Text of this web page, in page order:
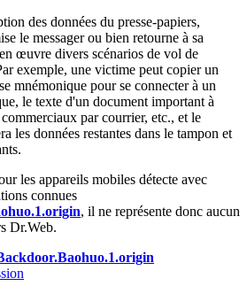
des données du presse-papiers,
le messager ou bien retourne à sa
œuvre divers scénarios de vol de
exemple, une victime peut copier un
mnémonique pour se connecter à un
le texte d'un document important à
par courrier, etc., et le
les données restantes dans le tampon et
les appareils mobiles détecte avec
connues
, il ne représente donc aucun
Dr.Web.